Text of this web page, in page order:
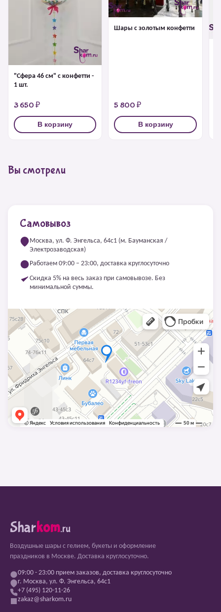
"Сфера 46 см" с конфетти -
1 шт.
3 650 ₽
В корзину
Шары с золотым конфетти
5 800 ₽
В корзину
Вы смотрели
Самовывоз
Москва, ул. Ф. Энгельса, 64с1 (м. Бауманская /
Электрозаводская)
Работаем 09:00 – 23:00, доставка круглосуточно
Скидка 5% на весь заказ при самовывозе. Без
минимальной суммы.
Sharkom.ru
Воздушные шары с гелием, букеты и оформление
праздников в Москве. Доставка круглосуточно.
09:00 - 23:00 прием заказов, доставка круглосуточно
г. Москва, ул. Ф. Энгельса, 64с1
+7 (495) 120-11-26
zakaz@sharkom.ru